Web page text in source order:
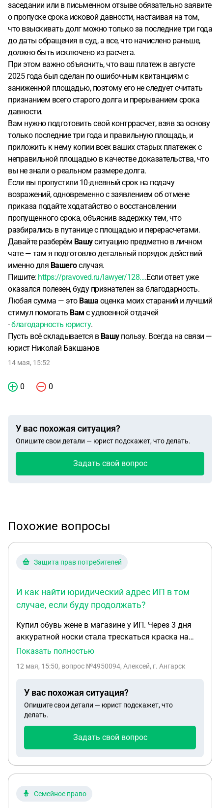
заседании или в письменном отзыве обязательно заявите
о пропуске срока исковой давности, настаивая на том,
что взыскивать долг можно только за последние три года
до даты обращения в суд, а все, что начислено раньше,
должно быть исключено из расчета.
При этом важно объяснить, что ваш платеж в августе
2025 года был сделан по ошибочным квитанциям с
заниженной площадью, поэтому его не следует считать
признанием всего старого долга и прерыванием срока
давности.
Вам нужно подготовить свой контррасчет, взяв за основу
только последние три года и правильную площадь, и
приложить к нему копии всех ваших старых платежек с
неправильной площадью в качестве доказательства, что
вы не знали о реальном размере долга.
Если вы пропустили 10-дневный срок на подачу
возражений, одновременно с заявлением об отмене
приказа подайте ходатайство о восстановлении
пропущенного срока, объяснив задержку тем, что
разбирались в путанице с площадью и перерасчетами.
Давайте разберём Вашуситуацию предметно в личном
чате — там я подготовлю детальный порядок действий
именно для Вашегослучая.
Пишите: https://pravoved.ru/lawyer/128....Если ответ уже
оказался полезен, буду признателен за благодарность.
Любая сумма — это Ваша оценка моих стараний и лучший
стимул помогать Вам с удвоенной отдачей
-благодарность юристу.
Пусть всё складывается в Вашупользу. Всегда на связи —
юрист Николай Бакшанов
14 мая, 15:52
0 0
У вас похожая ситуация?
Опишите свои детали — юрист подскажет, что делать.
Задать свой вопрос
Похожие вопросы
Защита прав потребителей
И как найти юридический адрес ИП в том
случае, если буду продолжать?
Купил обувь жене в магазине у ИП. Через 3 дня
аккуратной носки стала трескаться краска на
подошве. Отнёс в магазин, гарантия 30 дней.
мол, случай не гарантийный (просто со слов
(обувь стоила 7 тысяч). Я написал претензию с
требованием провести независимую экспертизу
силами магазина и вернуть полную сумму.
Теперь нужно отправлять претензию письмом на
найти, есть только адрес магазина. По ИНН не
как найти юридический адрес ИП в том случае,
Показать полностью
12 мая, 15:50, вопрос №4950094, Алексей, г. Ангарск
У вас похожая ситуация?
Опишите свои детали — юрист подскажет, что
делать.
Задать свой вопрос
Семейное право